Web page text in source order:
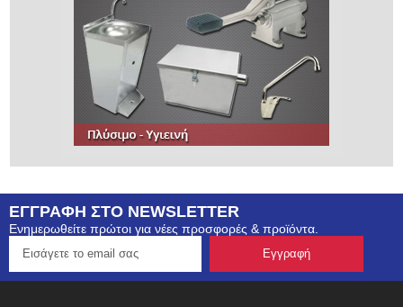
ΕΓΓΡΑΦΗ ΣΤΟ NEWSLETTER
Ενημερωθείτε πρώτοι για νέες προσφορές & προϊόντα.